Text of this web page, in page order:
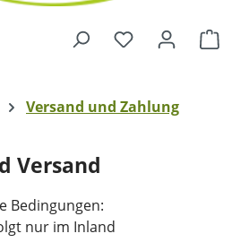
Versand und Zahlung
Versand
Bedingungen:
nur im Inland